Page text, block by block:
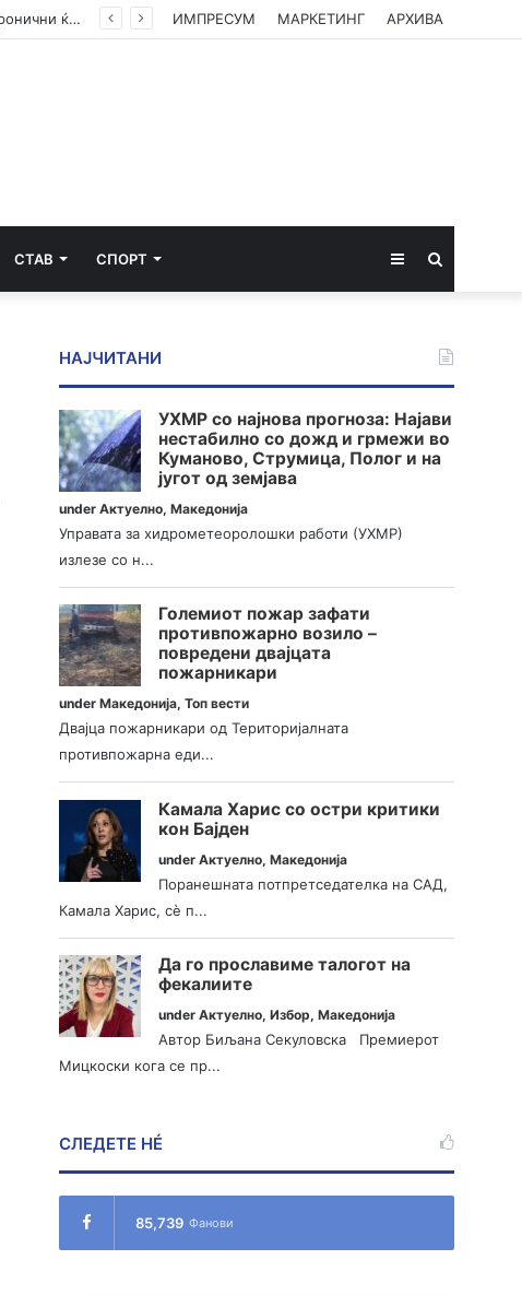
Габор Мате: Акутниот стрес, акутните кортизол и адреналин ќе ве спасат, кога се хронични ќе ве убијат ИМПРЕСУМ МАРКЕТИНГ АРХИВА
СТАВ СПОРТ Sidebar
НАЈЧИТАНИ
УХМР со најнова прогноза: Најави
нестабилно со дожд и грмежи во
Куманово, Струмица, Полог и на
југот од земјава
underАктуелно,Македонија
Управата за хидрометеоролошки работи (УХМР)
излезе со н...
Големиот пожар зафати
противпожарно возило –
повредени двајцата
пожарникари
underМакедонија,Топ вести
Двајца пожарникари од Територијалната
противпожарна еди...
Камала Харис со остри критики
кон Бајден
underАктуелно,Македонија
Поранешната потпретседателка на САД,
Камала Харис, сè п...
Да го прославиме талогот на
фекалиите
underАктуелно,Избор,Македонија
Автор Биљана Секуловска Премиерот
Мицкоски кога се пр...
СЛЕДЕТЕ НÉ
85,739 Фанови